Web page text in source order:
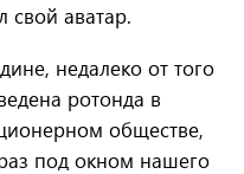
свой аватар.
недалеко от того
ротонда в
обществе,
под окном нашего